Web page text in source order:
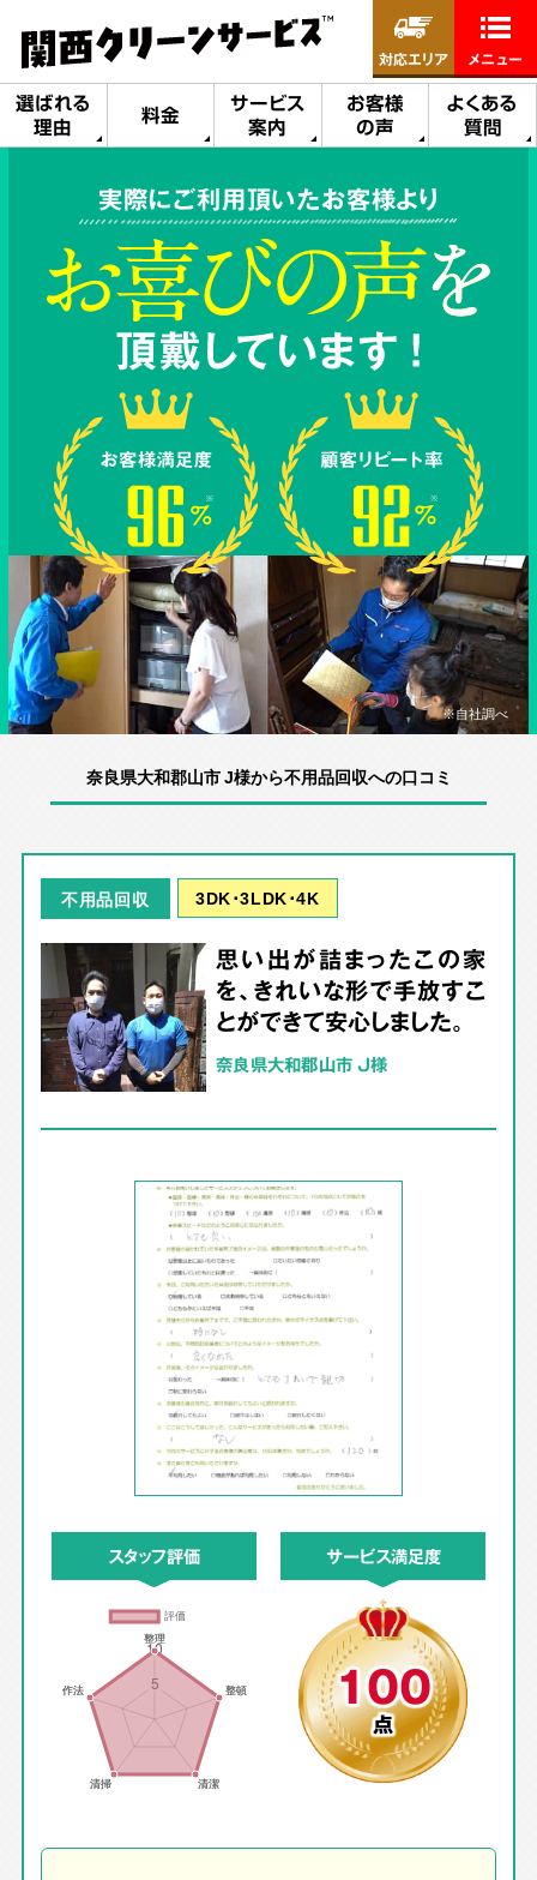
選ばれる
理由
料金
サービス
案内
お客様
の声
よくある
質問
対応エリア メニュー
実際にご利用頂いたお客様より
※自社調べ
奈良県大和郡山市 J様から不用品回収への口コミ
不用品回収 3DK･3LDK･4K
思い出が詰まったこの家
を、きれいな形で手放すこ
とができて安心しました。
奈良県大和郡山市 J様
スタッフ評価 サービス満足度
100
点